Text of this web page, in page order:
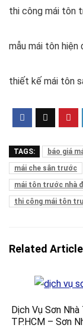
thi công mái tôn
mẫu mái tôn hiện
thiết kế mái tôn
TAGS: báo giá
mái che sân trước
mái tôn trước nhà
thi công mái tôn
Related
Dịch Vụ Sơn Nhà
TP.HCM – Sơn